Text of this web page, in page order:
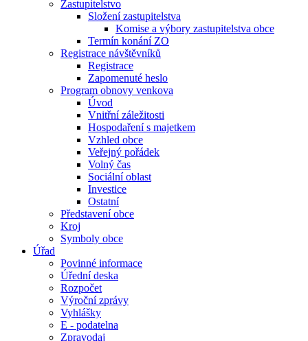
Zastupitelstvo
Složení zastupitelstva
Komise a výbory zastupitelstva obce
Termín konání ZO
Registrace návštěvníků
Registrace
Zapomenuté heslo
Program obnovy venkova
Úvod
Vnitřní záležitosti
Hospodaření s majetkem
Vzhled obce
Veřejný pořádek
Volný čas
Sociální oblast
Investice
Ostatní
Představení obce
Kroj
Symboly obce
Úřad
Povinné informace
Úřední deska
Rozpočet
Výroční zprávy
Vyhlášky
E - podatelna
Zpravodaj